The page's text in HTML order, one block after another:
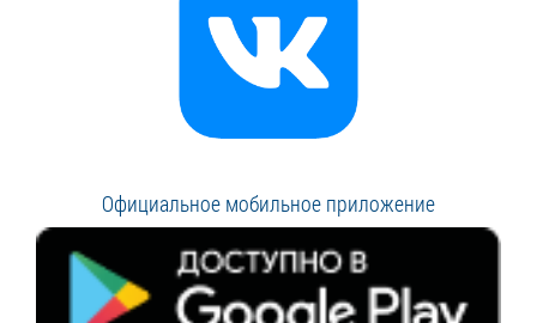
Официальное мобильное приложение